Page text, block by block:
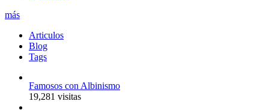
más
Articulos
Blog
Tags
Famosos con Albinismo
19,281 visitas